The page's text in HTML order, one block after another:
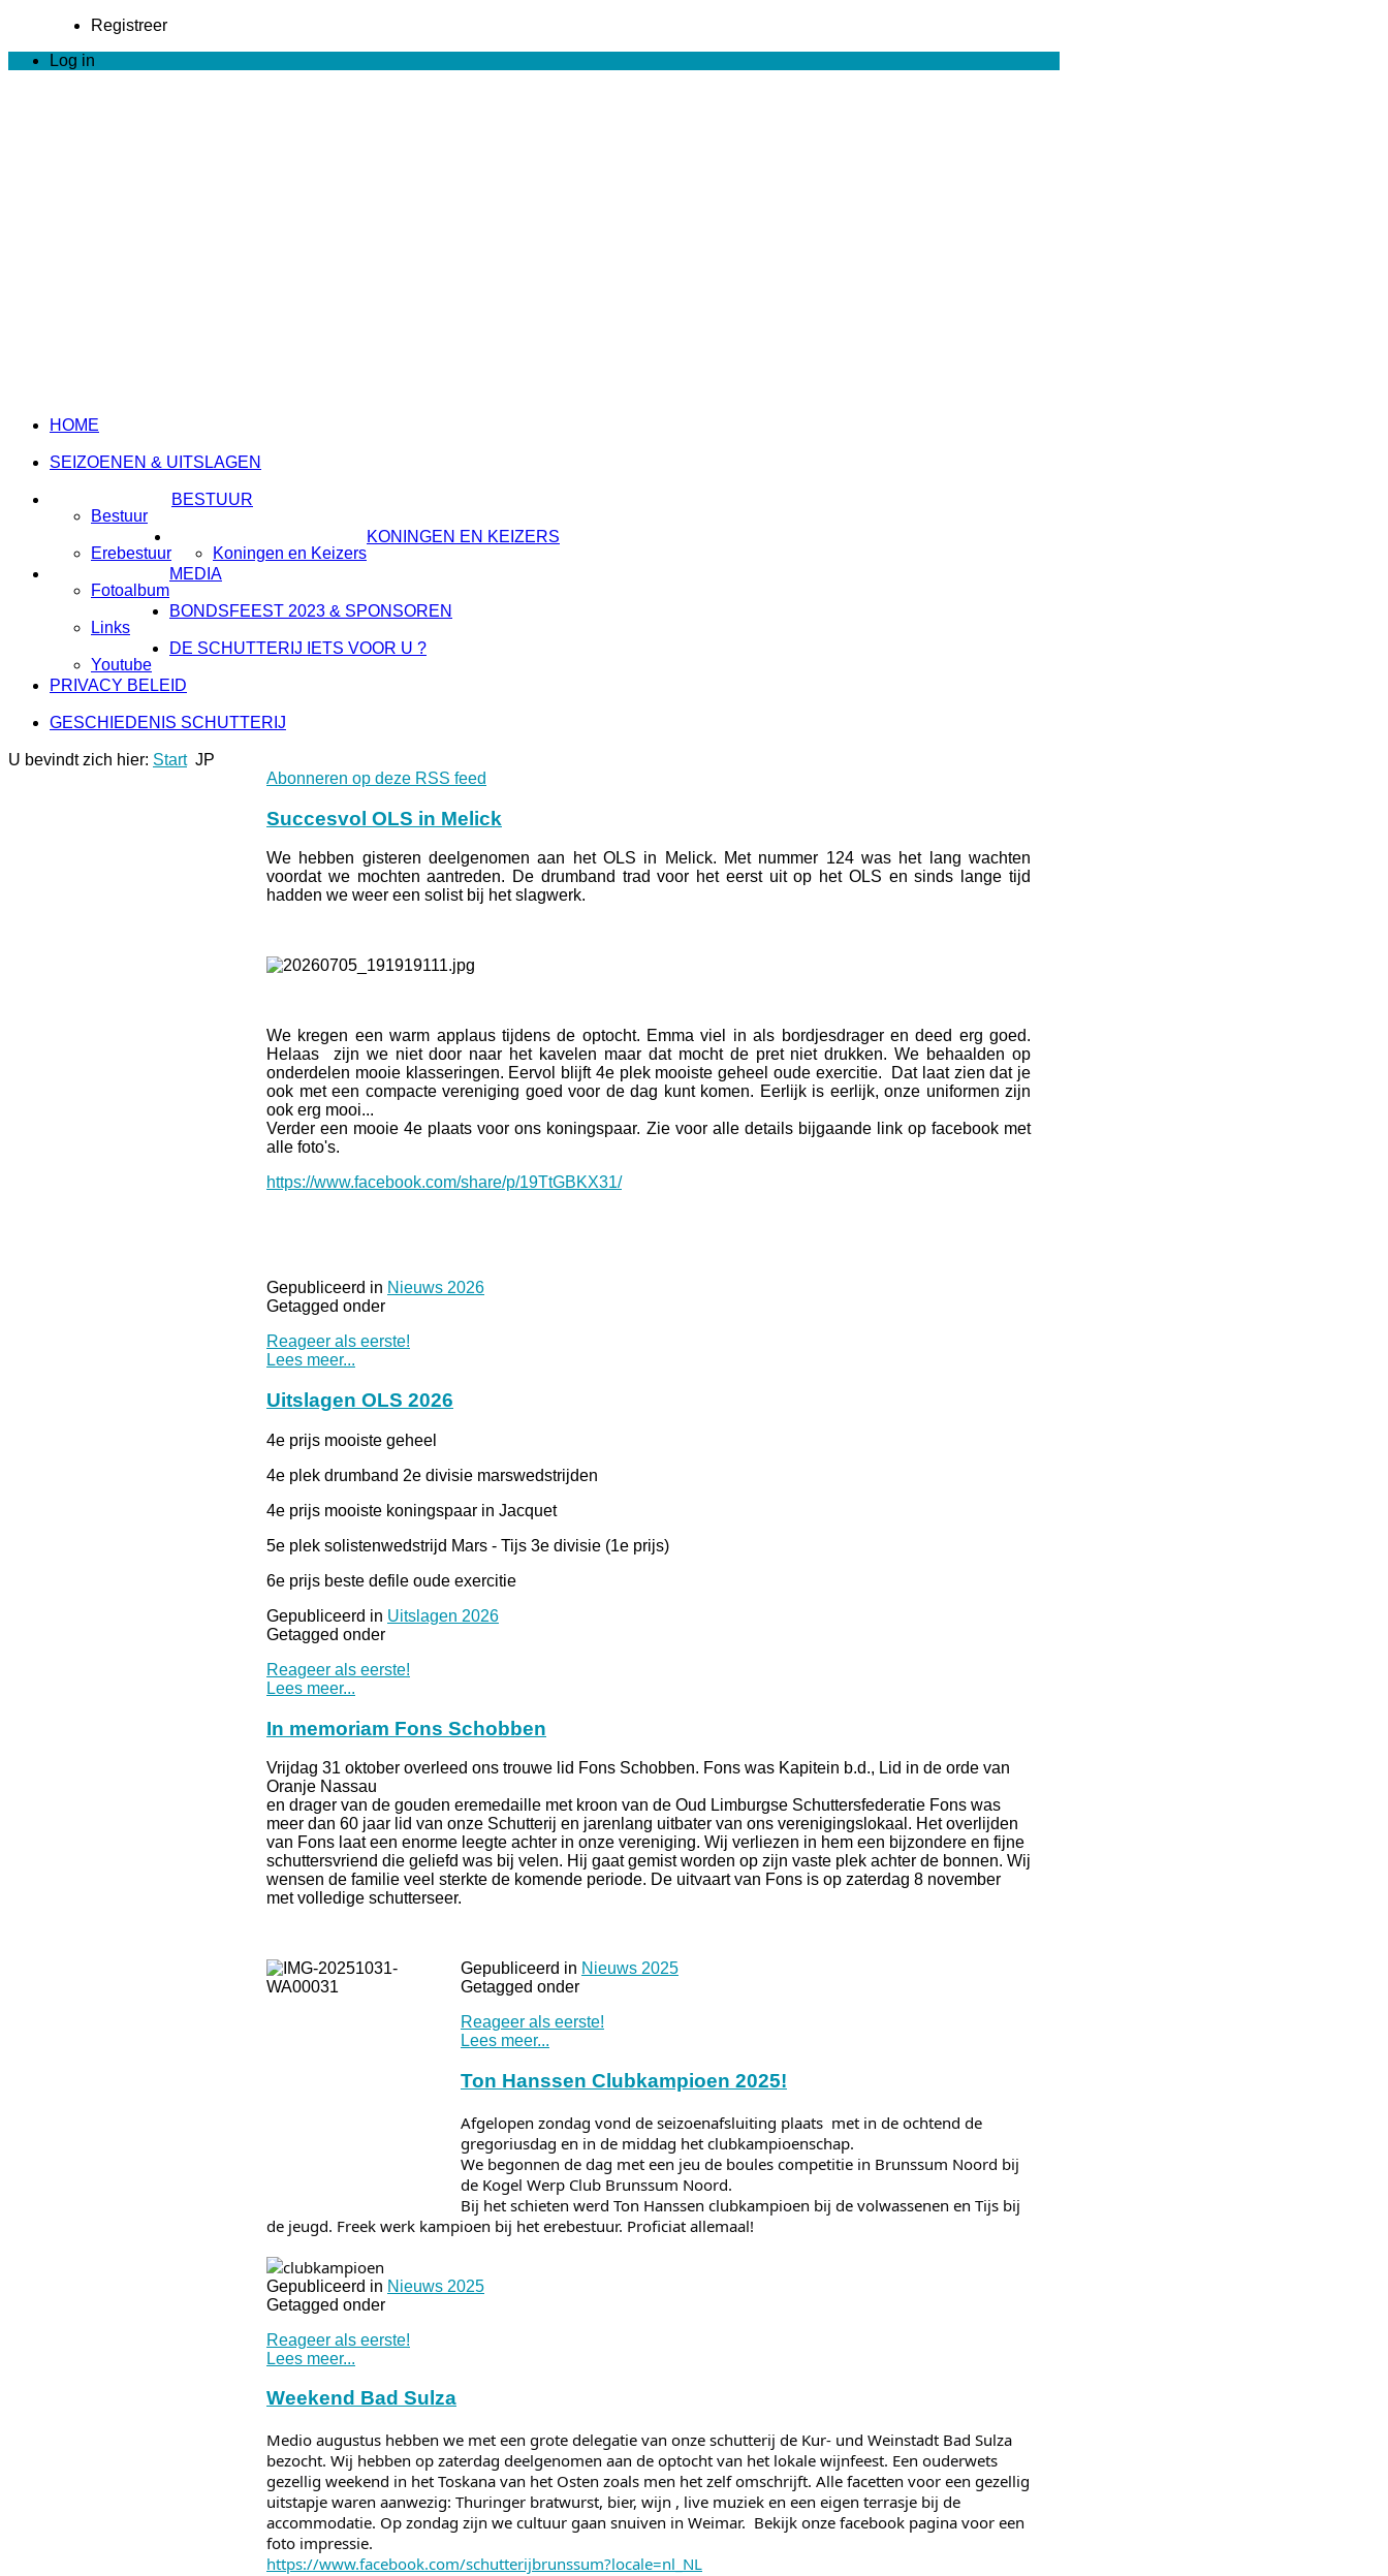
Registreer
Log in
HOME
SEIZOENEN & UITSLAGEN
BESTUUR
Bestuur
Erebestuur
KONINGEN EN KEIZERS
Koningen en Keizers
MEDIA
Fotoalbum
Links
Youtube
BONDSFEEST 2023 & SPONSOREN
DE SCHUTTERIJ IETS VOOR U ?
PRIVACY BELEID
GESCHIEDENIS SCHUTTERIJ
U bevindt zich hier: Start JP
Abonneren op deze RSS feed
Succesvol OLS in Melick
We hebben gisteren deelgenomen aan het OLS in Melick. Met nummer 124 was het lang wachten
voordat we mochten aantreden. De drumband trad voor het eerst uit op het OLS en sinds lange tijd
hadden we weer een solist bij het slagwerk.
We kregen een warm applaus tijdens de optocht. Emma viel in als bordjesdrager en deed erg goed.
Helaas zijn we niet door naar het kavelen maar dat mocht de pret niet drukken. We behaalden op
onderdelen mooie klasseringen. Eervol blijft 4e plek mooiste geheel oude exercitie. Dat laat zien dat je
ook met een compacte vereniging goed voor de dag kunt komen. Eerlijk is eerlijk, onze uniformen zijn
ook erg mooi...
Verder een mooie 4e plaats voor ons koningspaar. Zie voor alle details bijgaande link op facebook met
alle foto's.
https://www.facebook.com/share/p/19TtGBKX31/
Gepubliceerd in Nieuws 2026
Getagged onder
Reageer als eerste!
Lees meer...
Uitslagen OLS 2026
4e prijs mooiste geheel
4e plek drumband 2e divisie marswedstrijden
4e prijs mooiste koningspaar in Jacquet
5e plek solistenwedstrijd Mars - Tijs 3e divisie (1e prijs)
6e prijs beste defile oude exercitie
Gepubliceerd in Uitslagen 2026
Getagged onder
Reageer als eerste!
Lees meer...
In memoriam Fons Schobben
Vrijdag 31 oktober overleed ons trouwe lid Fons Schobben. Fons was Kapitein b.d., Lid in de orde van
Oranje Nassau
en drager van de gouden eremedaille met kroon van de Oud Limburgse Schuttersfederatie Fons was
meer dan 60 jaar lid van onze Schutterij en jarenlang uitbater van ons verenigingslokaal. Het overlijden
van Fons laat een enorme leegte achter in onze vereniging. Wij verliezen in hem een bijzondere en fijne
schuttersvriend die geliefd was bij velen. Hij gaat gemist worden op zijn vaste plek achter de bonnen. Wij
wensen de familie veel sterkte de komende periode. De uitvaart van Fons is op zaterdag 8 november
met volledige schutterseer.
Gepubliceerd in Nieuws 2025
Getagged onder
Reageer als eerste!
Lees meer...
Ton Hanssen Clubkampioen 2025!
Afgelopen zondag vond de seizoenafsluiting plaats met in de ochtend de
gregoriusdag en in de middag het clubkampioenschap.
We begonnen de dag met een jeu de boules competitie in Brunssum Noord bij
de Kogel Werp Club Brunssum Noord.
Bij het schieten werd Ton Hanssen clubkampioen bij de volwassenen en Tijs bij
de jeugd. Freek werk kampioen bij het erebestuur. Proficiat allemaal!
Gepubliceerd in Nieuws 2025
Getagged onder
Reageer als eerste!
Lees meer...
Weekend Bad Sulza
Medio augustus hebben we met een grote delegatie van onze schutterij de Kur- und Weinstadt Bad Sulza
bezocht. Wij hebben op zaterdag deelgenomen aan de optocht van het lokale wijnfeest. Een ouderwets
gezellig weekend in het Toskana van het Osten zoals men het zelf omschrijft. Alle facetten voor een gezellig
uitstapje waren aanwezig: Thuringer bratwurst, bier, wijn , live muziek en een eigen terrasje bij de
accommodatie. Op zondag zijn we cultuur gaan snuiven in Weimar. Bekijk onze facebook pagina voor een
foto impressie.
https://www.facebook.com/schutterijbrunssum?locale=nl_NL